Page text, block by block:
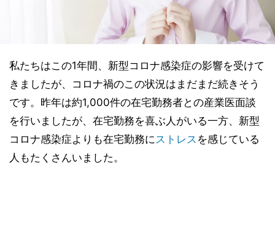
私たちはこの1年間、新型コロナ感染症の影響を受けて
きましたが、コロナ禍のこの状況はまだまだ続きそう
です。昨年は約1,000件の在宅勤務者との産業医面談
を行いましたが、在宅勤務を喜ぶ人がいる一方、新型
コロナ感染症よりも在宅勤務にストレス を感じている
人もたくさんいました。